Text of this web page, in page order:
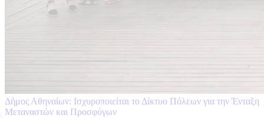
Δήμος Αθηναίων: Iσχυροποιείται το Δίκτυο Πόλεων για την Ένταξη
Μεταναστών και Προσφύγων